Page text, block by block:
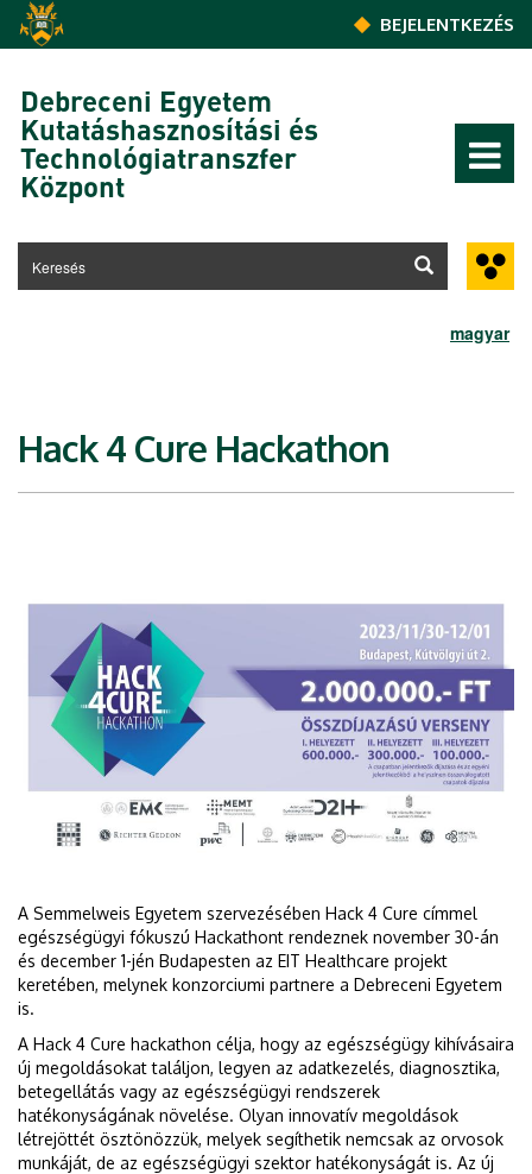
Ugrás a tartalomra
BEJELENTKEZÉS
Debreceni Egyetem
Kutatáshasznosítási és
Technológiatranszfer
Központ
magyar
Hack 4 Cure Hackathon
A Semmelweis Egyetem szervezésében Hack 4 Cure címmel
egészségügyi fókuszú Hackathont rendeznek november 30-án
és december 1-jén Budapesten az EIT Healthcare projekt
keretében, melynek konzorciumi partnere a Debreceni Egyetem
is.
A Hack 4 Cure hackathon célja, hogy az egészségügy kihívásaira
új megoldásokat találjon, legyen az adatkezelés, diagnosztika,
betegellátás vagy az egészségügyi rendszerek
hatékonyságának növelése. Olyan innovatív megoldások
létrejöttét ösztönözzük, melyek segíthetik nemcsak az orvosok
munkáját, de az egészségügyi szektor hatékonyságát is. Az új